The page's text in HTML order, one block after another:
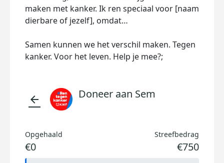
maken met kanker. Ik ren speciaal voor [naam
dierbare of jezelf], omdat…
Samen kunnen we het verschil maken. Tegen
kanker. Voor het leven. Help je mee?;
arrow_back Doneer aan Sem
Opgehaald
€0
Streefbedrag
€750